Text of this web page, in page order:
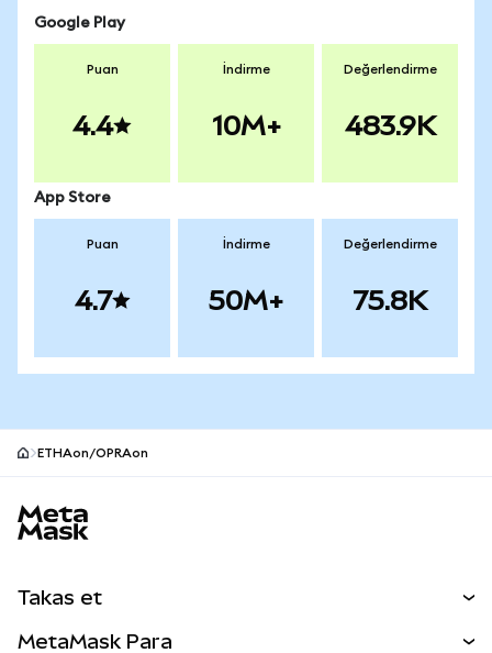
Google Play
Puan
4.4
İndirme
10M+
Değerlendirme
483.9K
App Store
Puan
4.7
İndirme
50M+
Değerlendirme
75.8K
ETHAon/OPRAon
Takas et
MetaMask Para